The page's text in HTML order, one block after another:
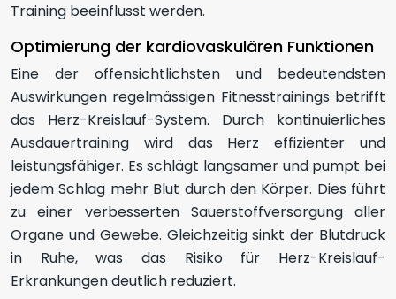
Training beeinflusst werden.
Optimierung der kardiovaskulären Funktionen
Eine der offensichtlichsten und bedeutendsten
Auswirkungen regelmässigen Fitnesstrainings betrifft
das Herz-Kreislauf-System. Durch kontinuierliches
Ausdauertraining wird das Herz effizienter und
leistungsfähiger. Es schlägt langsamer und pumpt bei
jedem Schlag mehr Blut durch den Körper. Dies führt
zu einer verbesserten Sauerstoffversorgung aller
Organe und Gewebe. Gleichzeitig sinkt der Blutdruck
in Ruhe, was das Risiko für Herz-Kreislauf-
Erkrankungen deutlich reduziert.